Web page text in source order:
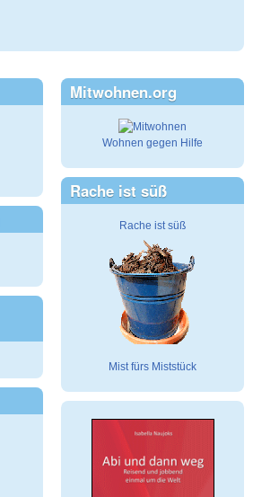
Mitwohnen.org
Wohnen gegen Hilfe
Rache ist süß
Rache ist süß
Mist fürs Miststück